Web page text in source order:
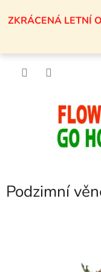
naZKRÁCENÁ LETNÍ
Podzimní